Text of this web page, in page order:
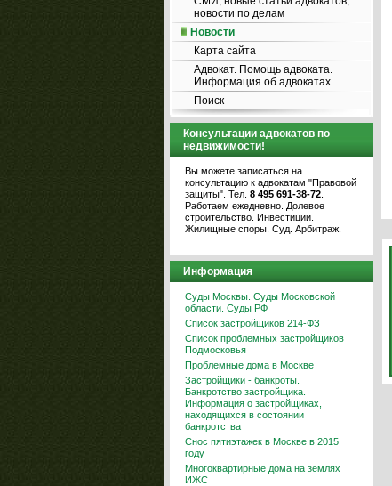
новости по делам
Новости
Карта сайта
Адвокат. Помощь адвоката.
Информация об адвокатах.
Поиск
Консультации адвокатов по
недвижимости!
Вы можете записаться на
консультацию к адвокатам "Правовой
защиты". Тел. 8 495 691-38-72
Работаем ежедневно. Долевое
строительство. Инвестиции.
Жилищные споры. Суд. Арбитраж.
Информация
Суды Москвы. Суды Московской
области. Суды РФ
Список застройщиков 214-ФЗ
Список проблемных застройщиков
Подмосковья
Проблемные дома в Москве
Застройщики - банкроты.
Банкротство застройщика.
Информация о застройщиках,
находящихся в состоянии
банкротства
Снос пятиэтажек в Москве в 2015
году
Многоквартирные дома на землях
ИЖС